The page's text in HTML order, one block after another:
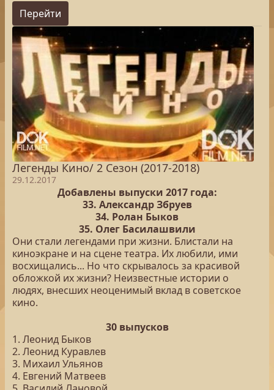
Перейти
Легенды Кино/ 2 Сезон (2017-2018)
29.12.2017
Добавлены выпуски 2017 года:
33. Александр Збруев
34. Ролан Быков
35. Олег Басилашвили
Они стали легендами при жизни. Блистали на
киноэкране и на сцене театра. Их любили, ими
восхищались... Но что скрывалось за красивой
обложкой их жизни? Неизвестные истории о
людях, внесших неоценимый вклад в советское
кино.
30 выпусков
1. Леонид Быков
2. Леонид Куравлев
3. Михаил Ульянов
4. Евгений Матвеев